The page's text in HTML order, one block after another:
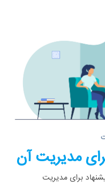
مطالعه تقریبی: 5 دقیقه 4 پیشنهاد برای مدیریت